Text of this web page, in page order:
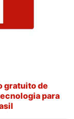
gratuito de
para